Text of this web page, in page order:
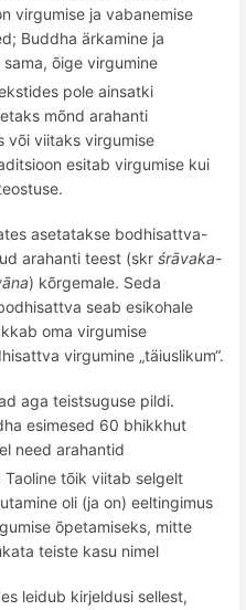
virgumise ja vabanemise
Buddha ärkamine ja
õige virgumine
pole ainsatki
mõnd arahanti
või viitaks virgumise
esitab virgumise kui
asetatakse bodhisattva-
arahanti teest (skr śrāvaka-
) kõrgemale. Seda
seab esikohale
oma virgumise
virgumine „täiuslikum“.
aga teistsuguse pildi.
esimesed 60 bhikkhut
need arahantid
Taoline tõik viitab selgelt
oli (ja on) eeltingimus
õpetamiseks, mitte
teiste kasu nimel
leidub kirjeldusi sellest,